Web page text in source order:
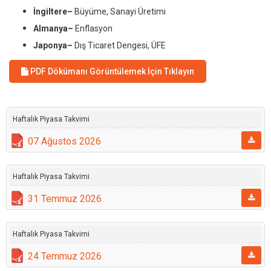
İngiltere– Büyüme, Sanayi Üretimi
Almanya– Enflasyon
Japonya– Dış Ticaret Dengesi, ÜFE
PDF Dökümanı Görüntülemek İçin Tıklayın
Haftalık Piyasa Takvimi
07 Ağustos 2026
Haftalık Piyasa Takvimi
31 Temmuz 2026
Haftalık Piyasa Takvimi
24 Temmuz 2026